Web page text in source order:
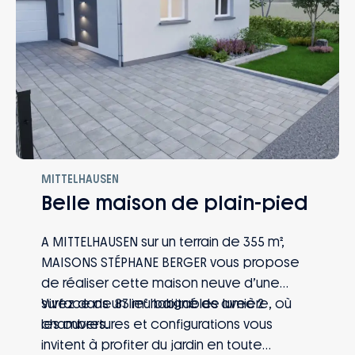
MITTELHAUSEN
Belle maison de plain-pied
A MITTELHAUSEN sur un terrain de 355 m²,
MAISONS STÉPHANE BERGER vous propose
de réaliser cette maison neuve d’une
surface de 83 m² habitables avec 2
chambres.
Vivez dans un lieu baigné de lumière, où
les ouvertures et configurations vous
invitent à profiter du jardin en toute